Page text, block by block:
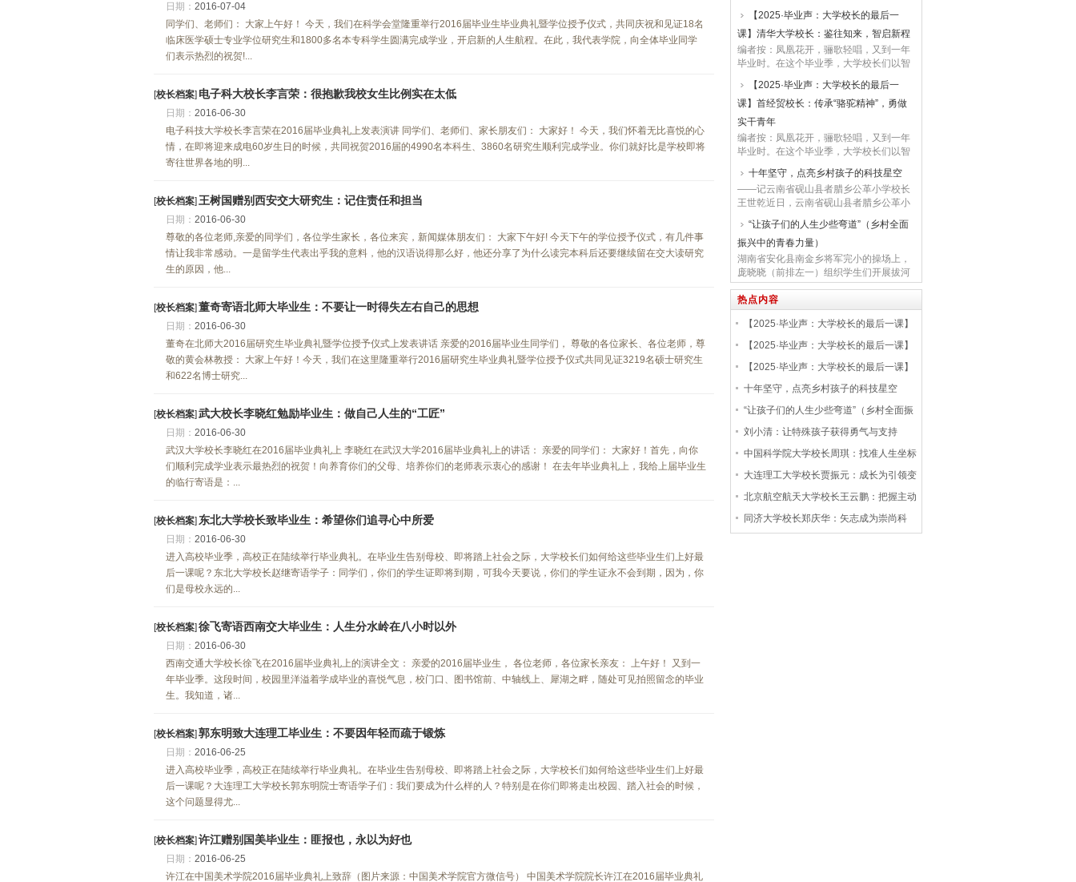
日期： 2016-07-04
同学们、老师们： 大家上午好！ 今天，我们在科学会堂隆重举行2016届毕业生毕业典礼暨学位授予仪式，共同庆祝和见证18名
临床医学硕士专业学位研究生和1800多名本专科学生圆满完成学业，开启新的人生航程。在此，我代表学院，向全体毕业同学
们表示热烈的祝贺!...
[校长档案] 电子科大校长李言荣：很抱歉我校女生比例实在太低
日期： 2016-06-30
电子科技大学校长李言荣在2016届毕业典礼上发表演讲 同学们、老师们、家长朋友们： 大家好！ 今天，我们怀着无比喜悦的心
情，在即将迎来成电60岁生日的时候，共同祝贺2016届的4990名本科生、3860名研究生顺利完成学业。你们就好比是学校即将
寄往世界各地的明...
[校长档案] 王树国赠别西安交大研究生：记住责任和担当
日期： 2016-06-30
尊敬的各位老师,亲爱的同学们，各位学生家长，各位来宾，新闻媒体朋友们： 大家下午好! 今天下午的学位授予仪式，有几件事
情让我非常感动。一是留学生代表出乎我的意料，他的汉语说得那么好，他还分享了为什么读完本科后还要继续留在交大读研究
生的原因，他...
[校长档案] 董奇寄语北师大毕业生：不要让一时得失左右自己的思想
日期： 2016-06-30
董奇在北师大2016届研究生毕业典礼暨学位授予仪式上发表讲话 亲爱的2016届毕业生同学们， 尊敬的各位家长、各位老师，尊
敬的黄会林教授： 大家上午好！今天，我们在这里隆重举行2016届研究生毕业典礼暨学位授予仪式共同见证3219名硕士研究生
和622名博士研究...
[校长档案] 武大校长李晓红勉励毕业生：做自己人生的“工匠”
日期： 2016-06-30
武汉大学校长李晓红在2016届毕业典礼上 李晓红在武汉大学2016届毕业典礼上的讲话： 亲爱的同学们： 大家好！首先，向你
们顺利完成学业表示最热烈的祝贺！向养育你们的父母、培养你们的老师表示衷心的感谢！ 在去年毕业典礼上，我给上届毕业生
的临行寄语是：...
[校长档案] 东北大学校长致毕业生：希望你们追寻心中所爱
日期： 2016-06-30
进入高校毕业季，高校正在陆续举行毕业典礼。在毕业生告别母校、即将踏上社会之际，大学校长们如何给这些毕业生们上好最
后一课呢？东北大学校长赵继寄语学子：同学们，你们的学生证即将到期，可我今天要说，你们的学生证永不会到期，因为，你
们是母校永远的...
[校长档案] 徐飞寄语西南交大毕业生：人生分水岭在八小时以外
日期： 2016-06-30
西南交通大学校长徐飞在2016届毕业典礼上的演讲全文： 亲爱的2016届毕业生， 各位老师，各位家长亲友： 上午好！ 又到一
年毕业季。这段时间，校园里洋溢着学成毕业的喜悦气息，校门口、图书馆前、中轴线上、犀湖之畔，随处可见拍照留念的毕业
生。我知道，诸...
[校长档案] 郭东明致大连理工毕业生：不要因年轻而疏于锻炼
日期： 2016-06-25
进入高校毕业季，高校正在陆续举行毕业典礼。在毕业生告别母校、即将踏上社会之际，大学校长们如何给这些毕业生们上好最
后一课呢？大连理工大学校长郭东明院士寄语学子们：我们要成为什么样的人？特别是在你们即将走出校园、踏入社会的时候，
这个问题显得尤...
[校长档案] 许江赠别国美毕业生：匪报也，永以为好也
日期： 2016-06-25
许江在中国美术学院2016届毕业典礼上致辞（图片来源：中国美术学院官方微信号） 中国美术学院院长许江在2016届毕业典礼
上最后的“人生一课”。他们或引经据典，
或畅谈时代；他们谈创新与坚守，也论责
任与情怀。人民网特别推出“2025·毕业
声：大学校长的最后一课”系列报道，辑录
【2025·毕业声：大学校长的最后一
课】清华大学校长：鉴往知来，智启新程
编者按：凤凰花开，骊歌轻唱，又到一年
毕业时。在这个毕业季，大学校长们以智
上最后的“人生一课”。他们或引经据典，
或畅谈时代；他们谈创新与坚守，也论责
任与情怀。人民网特别推出“2025·毕业
声：大学校长的最后一课”系列报道，辑录
这些充满深情与思考的文字。青春无问西
东，岁月...
【2025·毕业声：大学校长的最后一
课】首经贸校长：传承“骆驼精神”，勇做
实干青年
编者按：凤凰花开，骊歌轻唱，又到一年
毕业时。在这个毕业季，大学校长们以智
上最后的“人生一课”。他们或引经据典，
或畅谈时代；他们谈创新与坚守，也论责
任与情怀。人民网特别推出“2025·毕业
声：大学校长的最后一课”系列报道，辑录
东，岁月...
十年坚守，点亮乡村孩子的科技星空
——记云南省砚山县者腊乡公革小学校长
王世乾近日，云南省砚山县者腊乡公革小
试着手中的飞机模型。阳光下，他们的眼
中闪烁着星辰般的光亮。谁能想到，这所
仅有236名学生的村级完小，近年来竟在
省级科技模型竞赛中屡获佳绩。这一切，
离不开校长王世乾10年的坚持与耕耘。种
子萌芽：当城乡...
“让孩子们的人生少些弯道”（乡村全面
振兴中的青春力量）
湖南省安化县南金乡将军完小的操场上，
庞晓晓（前排左一）组织学生们开展拔河
比赛。龚俊宇摄“庞老师，今天我们还跳大
绳好不好？”湖南省安化县南金乡将军完小
的操场上，90后校长庞晓晓正给六年级的
12名学生上体育课。将军完小坐落在湘中
第一高峰九龙池下的将军村，是一所深山
滨...
热点内容
【2025·毕业声：大学校长的最后一课】
华北电力大学校长：在不变中坚守，于变
化中前行
【2025·毕业声：大学校长的最后一课】
清华大学校长：鉴往知来，智启新程
【2025·毕业声：大学校长的最后一课】
首经贸校长：传承“骆驼精神”，勇做实干
青年
十年坚守，点亮乡村孩子的科技星空
“让孩子们的人生少些弯道”（乡村全面振
兴中的青春力量）
刘小清：让特殊孩子获得勇气与支持
中国科学院大学校长周琪：找准人生坐标
书写科技报国的青春答卷
大连理工大学校长贾振元：成长为引领变
革时代的复兴栋梁
北京航空航天大学校长王云鹏：把握主动
探求大学生活最优解
同济大学校长郑庆华：矢志成为崇尚科